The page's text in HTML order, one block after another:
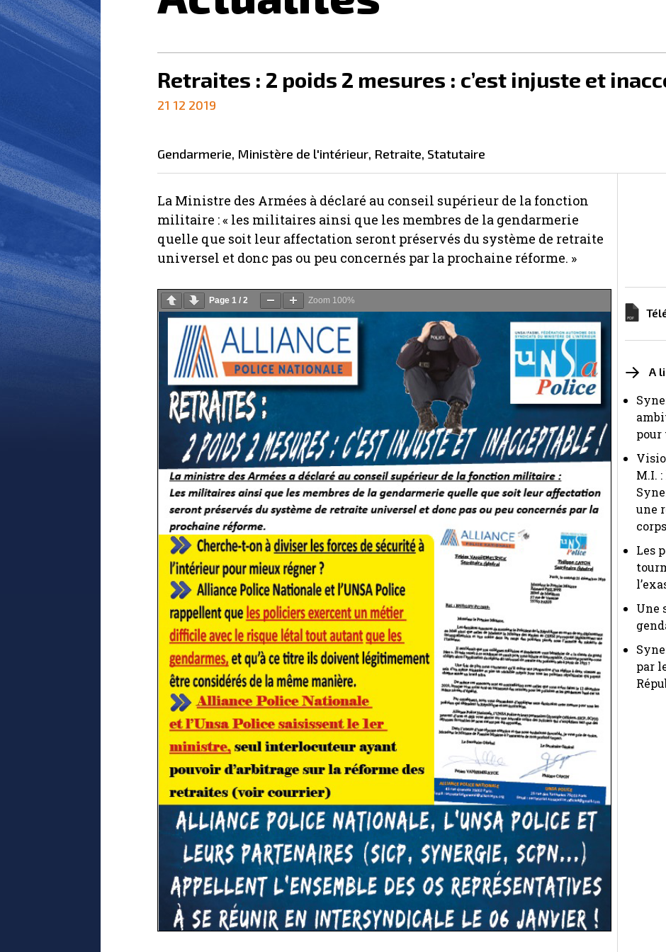
Retraites : 2 poids 2 mesures : c’est injuste et
21 12 2019
gendarmerie, ministère de l'intérieur, retraite, statutaire
La Ministre des Armées à déclaré au conseil supérieur de la fonction
militaire : « les militaires ainsi que les membres de la gendarmerie
quelle que soit leur affectation seront préservés du système de retraite
universel et donc pas ou peu concernés par la prochaine réforme. »
Page 1 / 2 Zoom 100%
A
pour
M.I.
une
corps
Les
Une
par